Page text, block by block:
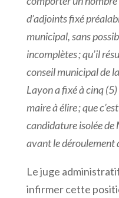
d’adjoints fixé
municipal, sans
incomplètes; qu’il
conseil municipal de
Layon a fixé à cinq
maire à élire; que
candidature isolée de
avant le déroulement
Le juge
infirmer cette